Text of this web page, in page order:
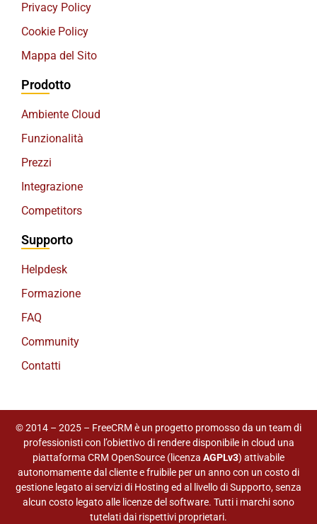
Privacy Policy
Cookie Policy
Mappa del Sito
Prodotto
Ambiente Cloud
Funzionalità
Prezzi
Integrazione
Competitors
Supporto
Helpdesk
Formazione
FAQ
Community
Contatti
© 2014 – 2025 – FreeCRM è un progetto promosso da un team di
professionisti con l’obiettivo di rendere disponibile in cloud una
piattaforma CRM OpenSource (licenza AGPLv3) attivabile
autonomamente dal cliente e fruibile per un anno con un costo di
gestione legato ai servizi di Hosting ed al livello di Supporto, senza
alcun costo legato alle licenze del software. Tutti i marchi sono
tutelati dai rispettivi proprietari.